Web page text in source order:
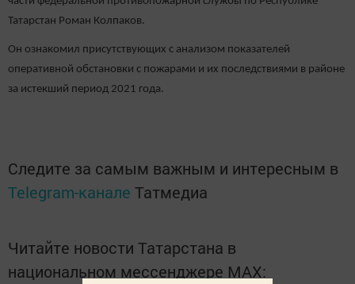
Татарстан Роман Колпаков.
Он ознакомил присутствующих с анализом показателей
оперативной обстановки с пожарами и их последствиями в районе
за истекший период 2021 года.
Следите за самым важным и интересным в
Telegram-канале Татмедиа
Читайте новости Татарстана в
национальном мессенджере MАХ: